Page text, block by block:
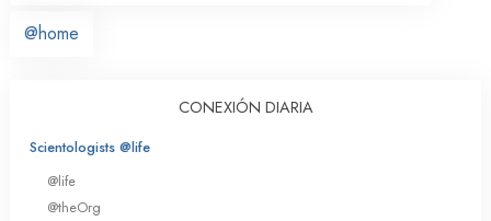
@home
CONEXIÓN DIARIA
Scientologists @life
@life
@theOrg